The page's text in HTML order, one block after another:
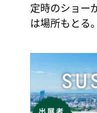
定時のショー
は場所もとる